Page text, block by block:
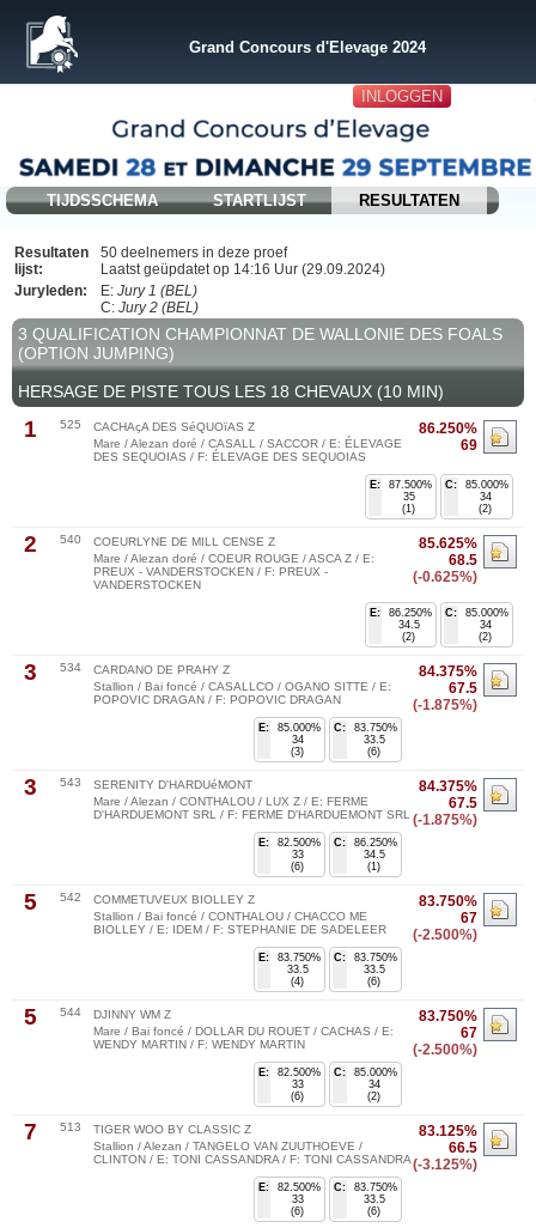
INLOGGEN
Grand Concours d'Elevage 2024
TIJDSSCHEMA STARTLIJST RESULTATEN
Resultaten
lijst:
50 deelnemers in deze proef
Laatst geüpdatet op 14:16 Uur (29.09.2024)
Juryleden:
E: Jury 1 (BEL)
C: Jury 2 (BEL)
3 QUALIFICATION CHAMPIONNAT DE WALLONIE DES FOALS
(OPTION JUMPING)
HERSAGE DE PISTE TOUS LES 18 CHEVAUX (10 MIN)
1 525
86.250%
69
CACHAçA DES SéQUOïAS Z
Mare / Alezan doré / CASALL / SACCOR / E: ÉLEVAGE
DES SEQUOIAS / F: ÉLEVAGE DES SEQUOIAS
C:
85.000%
34
(2)
E:
87.500%
35
(1)
2 540
85.625%
68.5
(-0.625%)
COEURLYNE DE MILL CENSE Z
Mare / Alezan doré / COEUR ROUGE / ASCA Z / E:
PREUX - VANDERSTOCKEN / F: PREUX -
VANDERSTOCKEN
C:
85.000%
34
(2)
E:
86.250%
34.5
(2)
3 534
84.375%
67.5
(-1.875%)
CARDANO DE PRAHY Z
Stallion / Bai foncé / CASALLCO / OGANO SITTE / E:
POPOVIC DRAGAN / F: POPOVIC DRAGAN
C:
83.750%
33.5
(6)
E:
85.000%
34
(3)
3 543
84.375%
67.5
(-1.875%)
SERENITY D'HARDUéMONT
Mare / Alezan / CONTHALOU / LUX Z / E: FERME
D'HARDUEMONT SRL / F: FERME D'HARDUEMONT SRL
C:
86.250%
34.5
(1)
E:
82.500%
33
(6)
5 542
83.750%
67
(-2.500%)
COMMETUVEUX BIOLLEY Z
Stallion / Bai foncé / CONTHALOU / CHACCO ME
BIOLLEY / E: IDEM / F: STEPHANIE DE SADELEER
C:
83.750%
33.5
(6)
E:
83.750%
33.5
(4)
5 544
83.750%
67
(-2.500%)
DJINNY WM Z
Mare / Bai foncé / DOLLAR DU ROUET / CACHAS / E:
WENDY MARTIN / F: WENDY MARTIN
C:
85.000%
34
(2)
E:
82.500%
33
(6)
7 513
83.125%
66.5
(-3.125%)
TIGER WOO BY CLASSIC Z
Stallion / Alezan / TANGELO VAN ZUUTHOEVE /
CLINTON / E: TONI CASSANDRA / F: TONI CASSANDRA
C:
83.750%
33.5
(6)
E:
82.500%
33
(6)